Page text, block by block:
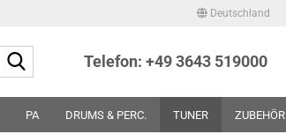
Deutschland
Telefon: +49 3643 519000
PA DRUMS & PERC. TUNER ZUBEHÖR